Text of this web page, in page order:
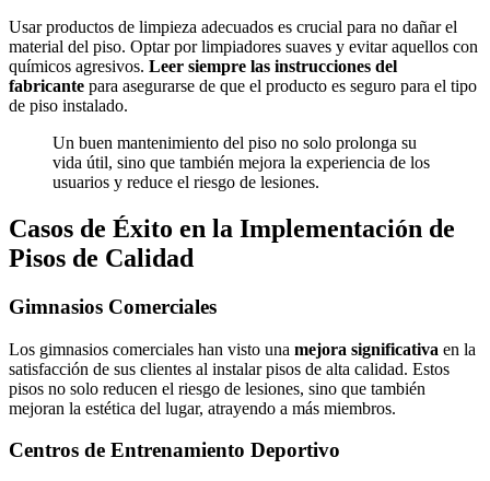
Usar productos de limpieza adecuados es crucial para no dañar el
material del piso. Optar por limpiadores suaves y evitar aquellos con
químicos agresivos. Leer siempre las instrucciones del
fabricante para asegurarse de que el producto es seguro para el tipo
de piso instalado.
Un buen mantenimiento del piso no solo prolonga su
vida útil, sino que también mejora la experiencia de los
usuarios y reduce el riesgo de lesiones.
Casos de Éxito en la Implementación de
Pisos de Calidad
Gimnasios Comerciales
Los gimnasios comerciales han visto una mejora significativa en la
satisfacción de sus clientes al instalar pisos de alta calidad. Estos
pisos no solo reducen el riesgo de lesiones, sino que también
mejoran la estética del lugar, atrayendo a más miembros.
Centros de Entrenamiento Deportivo